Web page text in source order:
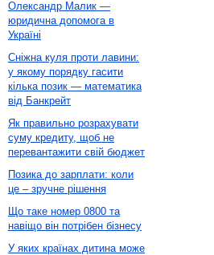
Олександр Малик —
юридична допомога в
Україні
Сніжна куля проти лавини:
у якому порядку гасити
кілька позик — математика
від Банкрейт
Як правильно розрахувати
суму кредиту, щоб не
перевантажити свій бюджет
Позика до зарплати: коли
це – зручне рішення
Що таке номер 0800 та
навіщо він потрібен бізнесу
У яких країнах дитина може